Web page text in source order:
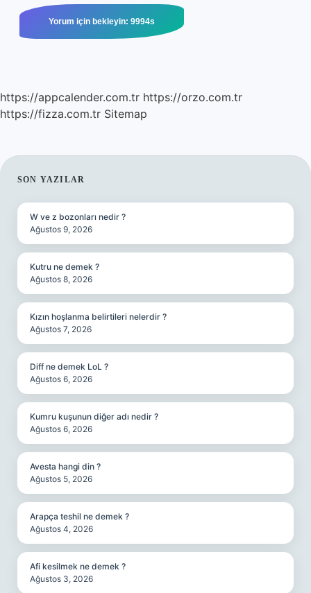
https://appcalender.com.tr https://orzo.com.tr
https://fizza.com.tr Sitemap
SIDEBAR
SON YAZILAR
W ve z bozonları nedir ?
Ağustos 9, 2026
Kutru ne demek ?
Ağustos 8, 2026
Kızın hoşlanma belirtileri nelerdir ?
Ağustos 7, 2026
Diff ne demek LoL ?
Ağustos 6, 2026
Kumru kuşunun diğer adı nedir ?
Ağustos 6, 2026
Avesta hangi din ?
Ağustos 5, 2026
Arapça teshil ne demek ?
Ağustos 4, 2026
Afi kesilmek ne demek ?
Ağustos 3, 2026